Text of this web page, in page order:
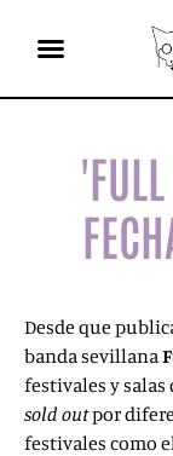
Desde que
banda sevillana
festivales y salas
sold outpor
festivales como